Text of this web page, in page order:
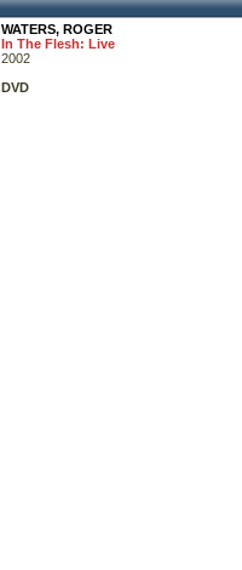
WATERS, ROGER
In The Flesh: Live
2002
DVD